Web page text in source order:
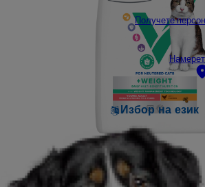
Получете
Избор на език